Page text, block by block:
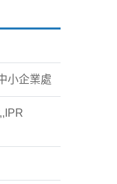
小企業處